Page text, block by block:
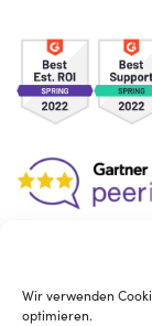
Wir verwenden
optimieren.
TOS Privacy Policy